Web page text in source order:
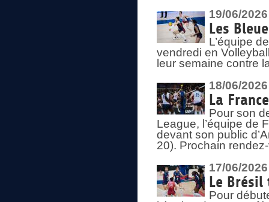
19/06/2026
Les
L’équipe
vendredi en
leur semaine contre
18/06/2026
La
Pour son
League, l’équipe de
devant son public
20). Prochain
17/06/2026
Le
Pour